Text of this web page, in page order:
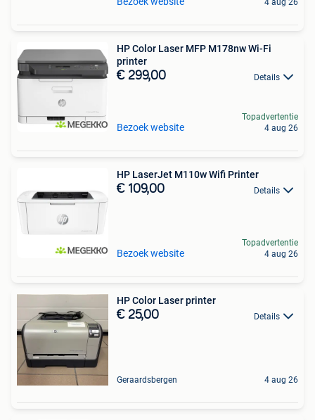
4 aug 26
HP Color Laser MFP M178nw Wi-Fi
printer
€ 299,00 Details
Bezoek website
Topadvertentie
4 aug 26
HP LaserJet M110w Wifi Printer
€ 109,00 Details
Bezoek website
Topadvertentie
4 aug 26
HP Color Laser printer
€ 25,00 Details
Geraardsbergen 4 aug 26